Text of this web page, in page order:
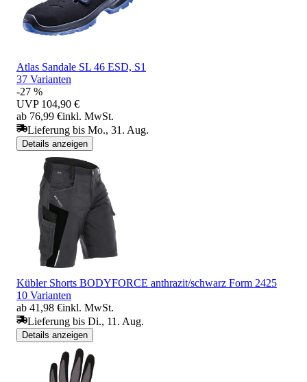
Atlas Sandale SL 46 ESD, S1
37 Varianten
-27 %
UVP 104,90 €
ab 76,99 €inkl. MwSt.
Lieferung bis Mo., 31. Aug.
Details anzeigen
Kübler Shorts BODYFORCE anthrazit/schwarz Form 2425
10 Varianten
ab 41,98 €inkl. MwSt.
Lieferung bis Di., 11. Aug.
Details anzeigen